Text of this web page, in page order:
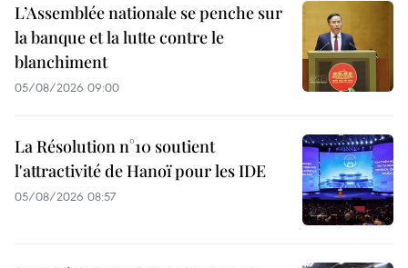
L’Assemblée nationale se penche sur
la banque et la lutte contre le
blanchiment
05/08/2026 09:00
La Résolution n°10 soutient
l'attractivité de Hanoï pour les IDE
05/08/2026 08:57